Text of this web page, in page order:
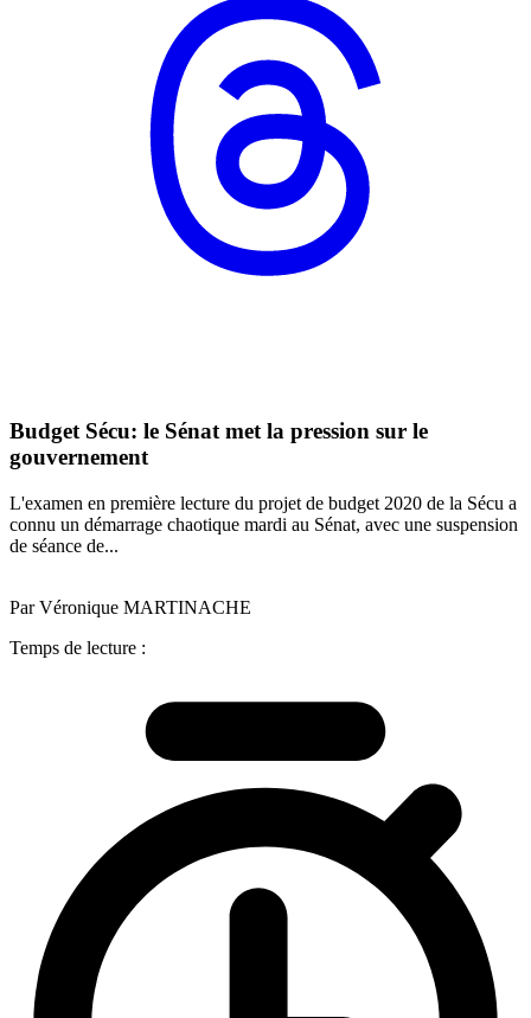
Budget Sécu: le Sénat met la pression sur le
gouvernement
L'examen en première lecture du projet de budget 2020 de la Sécu a
connu un démarrage chaotique mardi au Sénat, avec une suspension
de séance de...
Par Véronique MARTINACHE
Temps de lecture :